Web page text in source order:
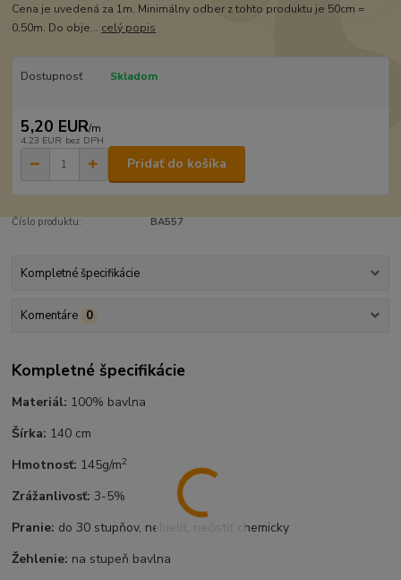
Cena je uvedená za 1m. Minimálny odber z tohto produktu je 50cm =
0,50m. Do obje... celý popis
Dostupnosť Skladom
5,20 EUR/m
4,23 EUR bez DPH
Pridať do košíka
Číslo produktu: BA557
Kompletné špecifikácie
Komentáre 0
Kompletné špecifikácie
Materiál: 100% bavlna
Šírka: 140 cm
Hmotnosť: 145g/m2
Zrážanlivosť: 3-5%
Pranie: do 30 stupňov, nebieliť, nečistiť chemicky
Žehlenie: na stupeň bavlna